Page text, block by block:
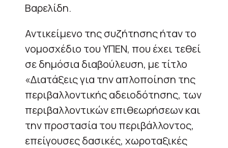
Βαρελίδη.
Αντικείμενο της συζήτησης ήταν το
νομοσχέδιο του ΥΠΕΝ, που έχει τεθεί
σε δημόσια διαβούλευση, με τίτλο
«Διατάξεις για την απλοποίηση της
περιβαλλοντικής αδειοδότησης, των
περιβαλλοντικών επιθεωρήσεων και
την προστασία του περιβάλλοντος,
επείγουσες δασικές, χωροταξικές